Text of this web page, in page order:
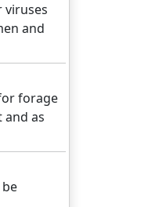
viruses
and
forage
as